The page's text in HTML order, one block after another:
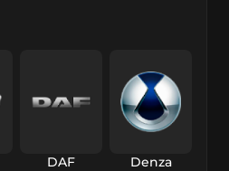
DAF Denza